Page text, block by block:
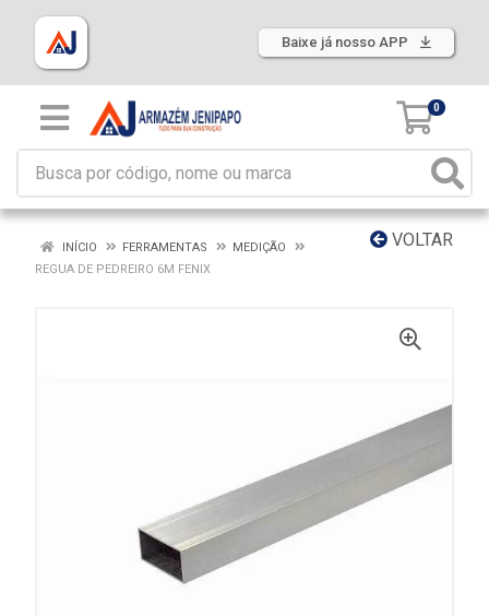
Baixe já nosso APP
0
VOLTAR
INÍCIO FERRAMENTAS
MEDIÇÃO
REGUA DE PEDREIRO 6M FENIX